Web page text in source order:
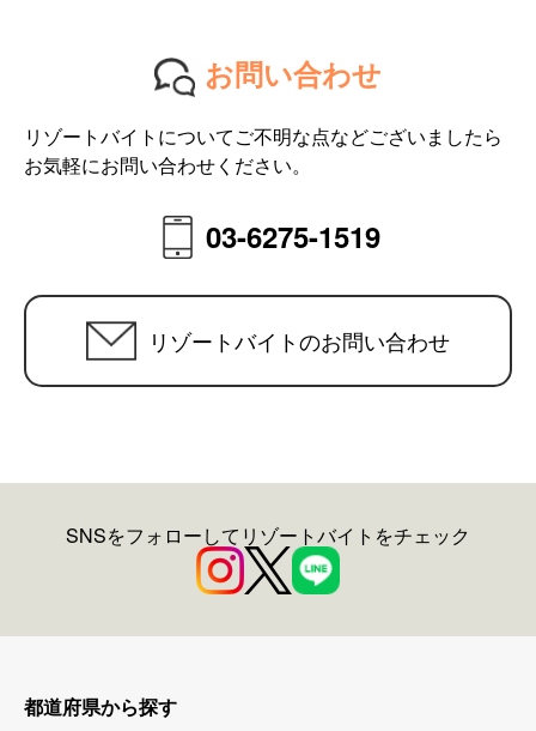
お問い合わせ
リゾートバイトについてご不明な点などございましたら
お気軽にお問い合わせください。
03-6275-1519
リゾートバイトのお問い合わせ
SNSをフォローしてリゾートバイトをチェック
都道府県から探す